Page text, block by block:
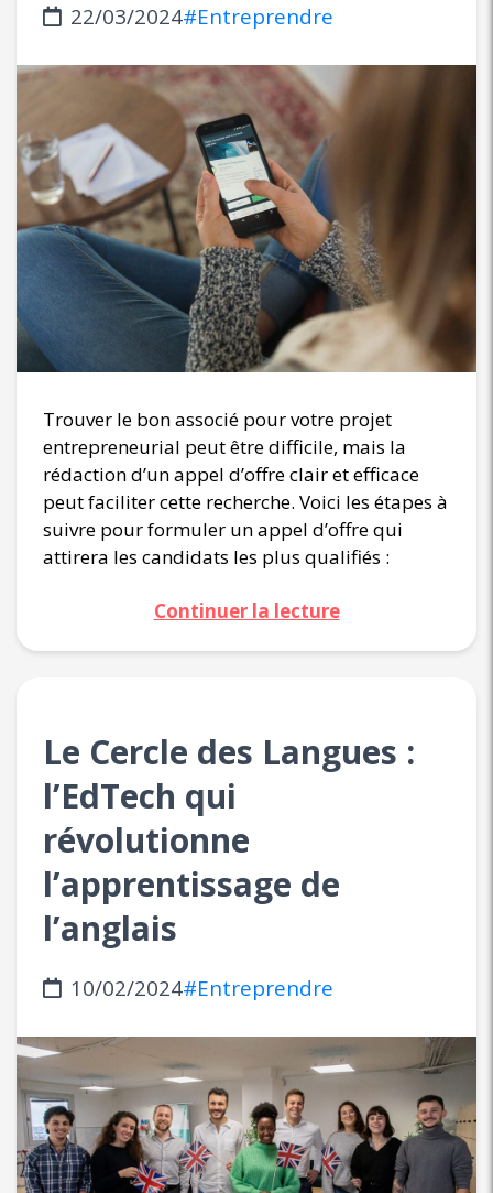
22/03/2024#Entreprendre
Trouver le bon associé pour votre projet
entrepreneurial peut être difficile, mais la
rédaction d’un appel d’offre clair et efficace
peut faciliter cette recherche. Voici les étapes à
suivre pour formuler un appel d’offre qui
attirera les candidats les plus qualifiés :
Continuer la lecture
Le Cercle des Langues :
l’EdTech qui
révolutionne
l’apprentissage de
l’anglais
10/02/2024#Entreprendre